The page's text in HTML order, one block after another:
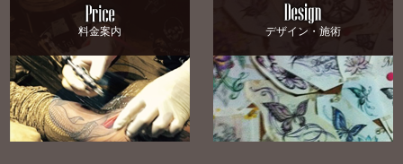
料金案内 デザイン・施術